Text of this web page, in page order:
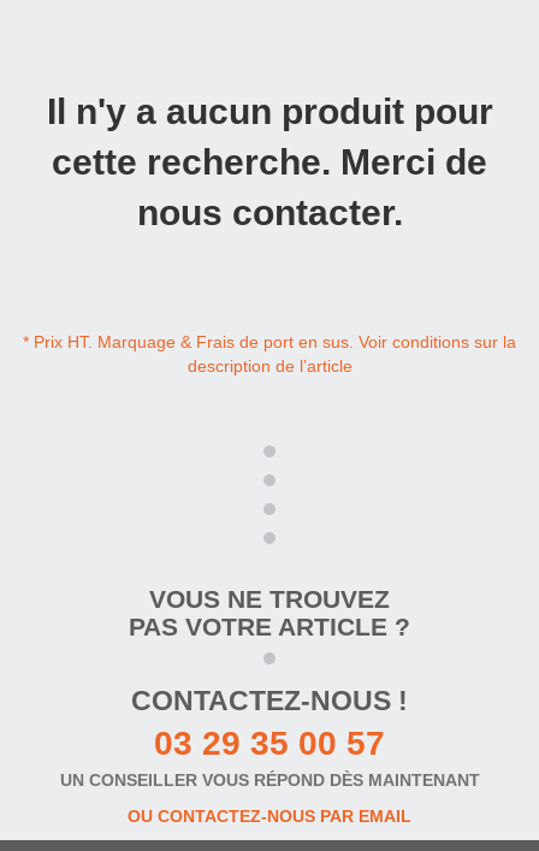
Il n'y a aucun produit pour
cette recherche. Merci de
nous contacter.
* Prix HT. Marquage & Frais de port en sus. Voir conditions sur la
description de l’article
VOUS NE TROUVEZ
PAS VOTRE ARTICLE ?
CONTACTEZ-NOUS !
03 29 35 00 57
UN CONSEILLER VOUS RÉPOND DÈS MAINTENANT
OU CONTACTEZ-NOUS PAR EMAIL